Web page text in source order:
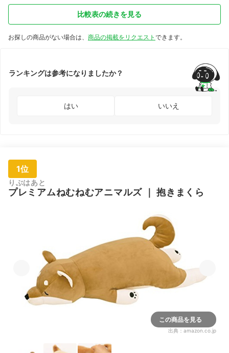
比較表の続きを見る
お探しの商品がない場合は、 商品の掲載をリクエスト できます。
ランキングは参考になりましたか？
はい いいえ
1位
りぶはあと
プレミアムねむねむアニマルズ ｜抱きまくら
この商品を見る
出典： amazon.co.jp